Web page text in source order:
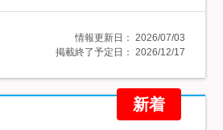
情報更新日： 2026/07/03
掲載終了予定日： 2026/12/17
新着